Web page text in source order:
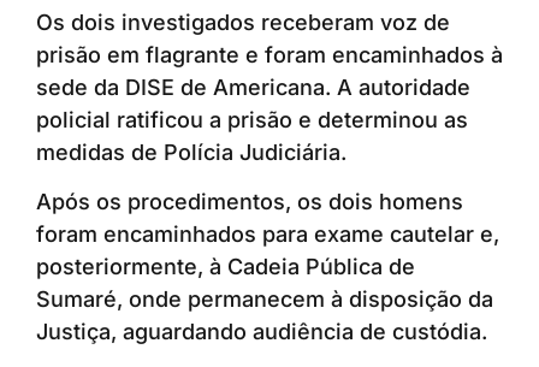
Os dois investigados receberam voz de
prisão em flagrante e foram encaminhados à
sede da DISE de Americana. A autoridade
policial ratificou a prisão e determinou as
medidas de Polícia Judiciária.
Após os procedimentos, os dois homens
foram encaminhados para exame cautelar e,
posteriormente, à Cadeia Pública de
Sumaré, onde permanecem à disposição da
Justiça, aguardando audiência de custódia.